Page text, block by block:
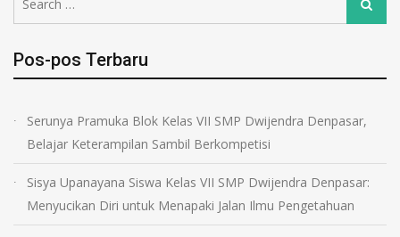
Pos-pos Terbaru
Serunya Pramuka Blok Kelas VII SMP Dwijendra Denpasar,
Belajar Keterampilan Sambil Berkompetisi
Sisya Upanayana Siswa Kelas VII SMP Dwijendra Denpasar:
Menyucikan Diri untuk Menapaki Jalan Ilmu Pengetahuan